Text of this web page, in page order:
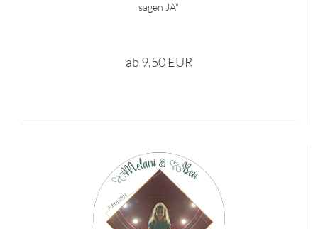
sagen JA"
ab 9,50 EUR